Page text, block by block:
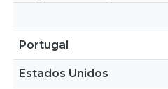
Portugal
Estados Unidos